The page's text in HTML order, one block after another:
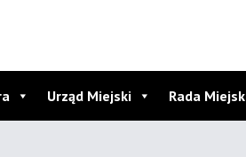
Urząd Miejski Rada